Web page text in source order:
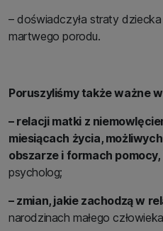
– doświadczyła straty
martwego porodu.
Poruszyliśmy także ważne
– relacji matki z
miesiącach życia,
obszarze i formach pomocy,
psycholog;
– zmian, jakie zachodzą w
narodzinach małego